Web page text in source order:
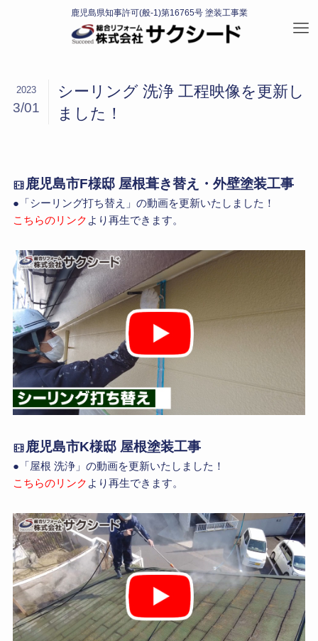
シーリング 洗浄 工程映像を更新し
ました！
2023
3/01
鹿児島市F様邸 屋根葺き替え・外壁塗装工事
●「シーリング打ち替え」の動画を更新いたしました！
こちらのリンク より再生できます。
鹿児島市K様邸 屋根塗装工事
●「屋根 洗浄」の動画を更新いたしました！
こちらのリンク より再生できます。